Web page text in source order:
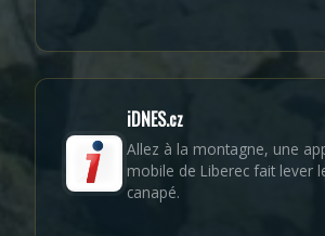
iDNES.cz
Allez à la montagne, une
mobile de Liberec fait lever
canapé.